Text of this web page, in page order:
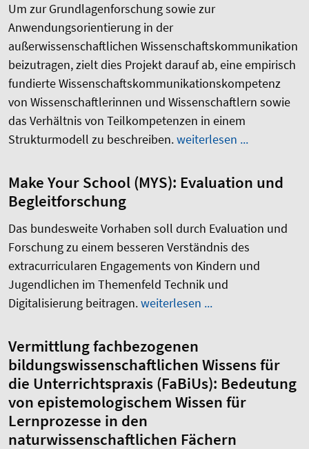
Um zur Grundlagenforschung sowie zur
Anwendungsorientierung in der
außerwissenschaftlichen Wissenschaftskommunikation
beizutragen, zielt dies Projekt darauf ab, eine empirisch
fundierte Wissenschaftskommunikationskompetenz
von Wissenschaftlerinnen und Wissenschaftlern sowie
das Verhältnis von Teilkompetenzen in einem
Strukturmodell zu beschreiben.weiterlesen ...
Make Your School (MYS): Evaluation und
Begleitforschung
Das bundesweite Vorhaben soll durch Evaluation und
Forschung zu einem besseren Verständnis des
extracurricularen Engagements von Kindern und
Jugendlichen im Themenfeld Technik und
Digitalisierung beitragen.weiterlesen ...
Vermittlung fachbezogenen
bildungswissenschaftlichen Wissens für
die Unterrichtspraxis (FaBiUs): Bedeutung
von epistemologischem Wissen für
Lernprozesse in den
naturwissenschaftlichen Fächern